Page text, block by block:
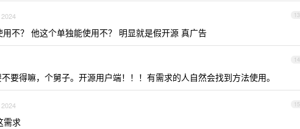
13
不？ 他这个单独能使用不？ 明显就是假开源 真广告
14
要得嘛，个舅子。开源用户端！！！有需求的人自然会找到方法使用。
15
需求